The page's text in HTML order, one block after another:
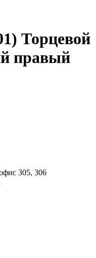
Торцевой
правый
305, 306